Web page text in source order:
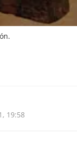
19:58